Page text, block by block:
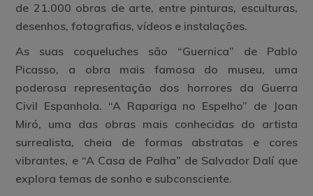
de 21.000 obras de arte, entre pinturas, esculturas,
desenhos, fotografias, vídeos e instalações.
As suas coqueluches são “Guernica” de Pablo
Picasso, a obra mais famosa do museu, uma
poderosa representação dos horrores da Guerra
Civil Espanhola. “A Rapariga no Espelho” de Joan
Miró, uma das obras mais conhecidas do artista
surrealista, cheia de formas abstratas e cores
vibrantes, e “A Casa de Palha” de Salvador Dalí que
explora temas de sonho e subconsciente.